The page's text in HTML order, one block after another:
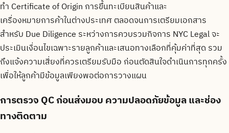
ทำ Certificate of Origin การขึ้นทะเบียนสินค้าและ
เครื่องหมายการค้าในต่างประเทศ ตลอดจนการเตรียมเอกสาร
สำหรับ Due Diligence ระหว่างการควบรวมกิจการ NYC Legal จะ
ประเมินเงื่อนไขเฉพาะรายลูกค้าและเสนอทางเลือกที่คุ้มค่าที่สุด รวม
ถึงแจ้งความเสี่ยงที่ควรเตรียมรับมือ ก่อนตัดสินใจดำเนินการทุกครั้ง
เพื่อให้ลูกค้ามีข้อมูลเพียงพอต่อการวางแผน
การตรวจ QC ก่อนส่งมอบ ความปลอดภัยข้อมูล และช่อง
ทางติดตาม